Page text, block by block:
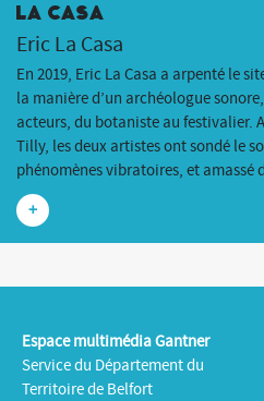
La Casa
Eric La Casa
En 2019, Eric La Casa a arpenté le
la manière d’un archéologue
acteurs, du botaniste au festivalier.
Tilly, les deux artistes ont sondé le
phénomènes vibratoires, et amassé
+
Espace multimédia Gantner
Service du Département du
Territoire de Belfort